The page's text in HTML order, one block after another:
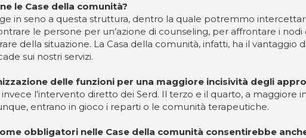
le Case della comunità?
in seno a questa struttura, dentro la quale potremmo
le persone per un’azione di counseling, per affrontare i
della situazione. La Casa della comunità, infatti, ha il
sui nostri servizi.
delle funzioni per una maggiore incisività degli
l’intervento diretto dei Serd. Il terzo e il quarto, a maggiore
entrano in gioco i reparti o le comunità terapeutiche.
obbligatori nelle Case della comunità consentirebbe